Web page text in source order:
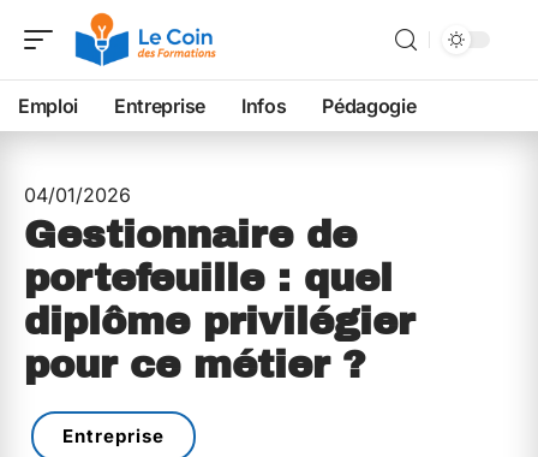
Emploi Entreprise Infos Pédagogie
04/01/2026
Gestionnaire de
portefeuille : quel
diplôme privilégier
pour ce métier ?
Entreprise